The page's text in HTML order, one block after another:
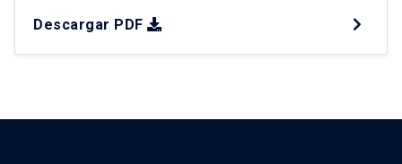
como caso de estudio, permite abordar esta
relación. Después de 11 años de intervención
Descargar PDF